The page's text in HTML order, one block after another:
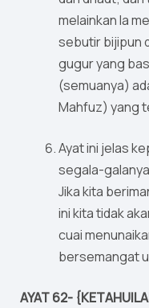
melainkan Ia
sebutir bijipun
gugur yang
(semuanya)
Mahfuz) yang
Ayat ini jelas
segala-
Jika kita
ini kita tidak
cuai
bersemangat
AYAT 62-